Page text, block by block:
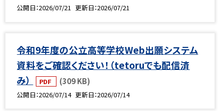
公開日 2026/07/21 更新日 2026/07/21
令和9年度の公立高等学校Web出願システム
資料をご確認ください！（tetoruでも配信済
み）
PDF (309 KB)
公開日 2026/07/14 更新日 2026/07/14